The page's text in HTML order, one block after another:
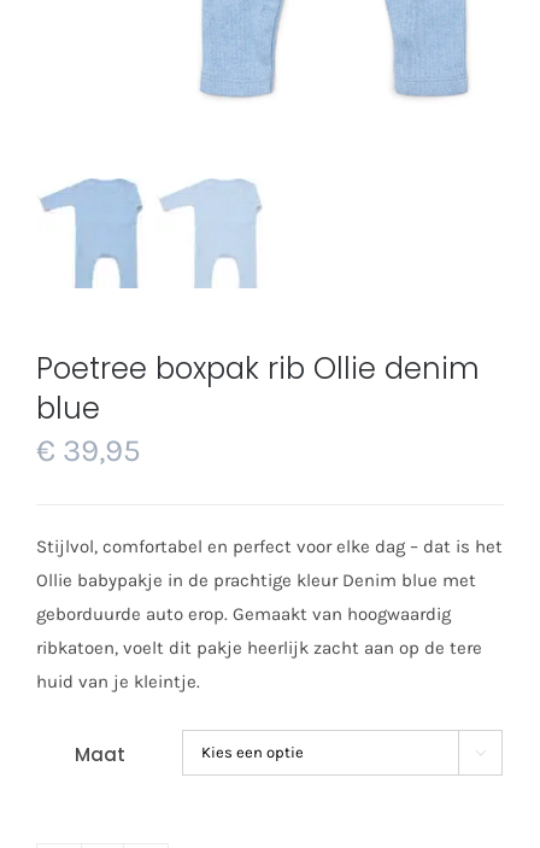
Poetree boxpak rib Ollie denim
blue
€ 39,95
Stijlvol, comfortabel en perfect voor elke dag – dat is het
Ollie babypakje in de prachtige kleur Denim blue met
geborduurde auto erop. Gemaakt van hoogwaardig
ribkatoen, voelt dit pakje heerlijk zacht aan op de tere
huid van je kleintje.
Maat 